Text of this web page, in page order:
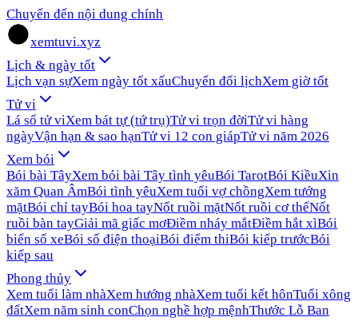
Chuyển đến nội dung chính
xemtuvi.xyz
Lịch & ngày tốt
Lịch vạn sựXem ngày tốt xấuChuyển đổi lịchXem giờ tốt
Tử vi
Lá số tử viXem bát tự (tứ trụ)Tử vi trọn đờiTử vi hàng
ngàyVận hạn & sao hạnTử vi 12 con giápTử vi năm 2026
Xem bói
Bói bài TâyXem bói bài Tây tình yêuBói TarotBói KiềuXin
xăm Quan ÂmBói tình yêuXem tuổi vợ chồngXem tướng
mặtBói chỉ tayBói hoa tayNốt ruồi mặtNốt ruồi cơ thểNốt
ruồi bàn tayGiải mã giấc mơĐiềm nháy mắtĐiềm hắt xìBói
biển số xeBói số điện thoạiBói điểm thiBói kiếp trướcBói
kiếp sau
Phong thủy
Xem tuổi làm nhàXem hướng nhàXem tuổi kết hônTuổi xông
đấtXem năm sinh conChọn nghề hợp mệnhThước Lỗ Ban